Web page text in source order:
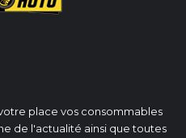
place vos consommables
de l'actualité ainsi que toutes